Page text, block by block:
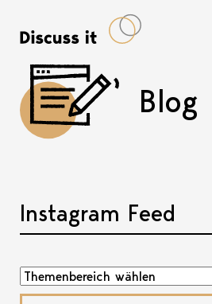
Blog
Instagram Feed
Akkordeon öffnen, bzw. schliessen